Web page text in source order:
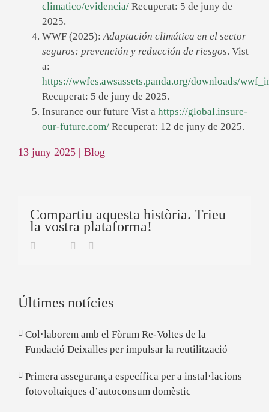
climatico/evidencia/ Recuperat: 5 de juny de
2025.
WWF (2025):Adaptación climática en el sector
seguros: prevención y reducción de riesgos. Vist
a:
https://wwfes.awsassets.panda.org/downloads/
Recuperat: 5 de juny de 2025.
Insurance our future Vist a https://global.insure-
our-future.com/ Recuperat: 12 de juny de 2025.
13 juny 2025 | Blog
Compartiu aquesta història. Trieu
la vostra plataforma!
Facebook
TwitterLinkedin
Últimes notícies
Col·laborem amb el Fòrum Re-Voltes de la
Fundació Deixalles per impulsar la reutilització
Primera assegurança específica per a instal·lacions
fotovoltaiques d’autoconsum domèstic